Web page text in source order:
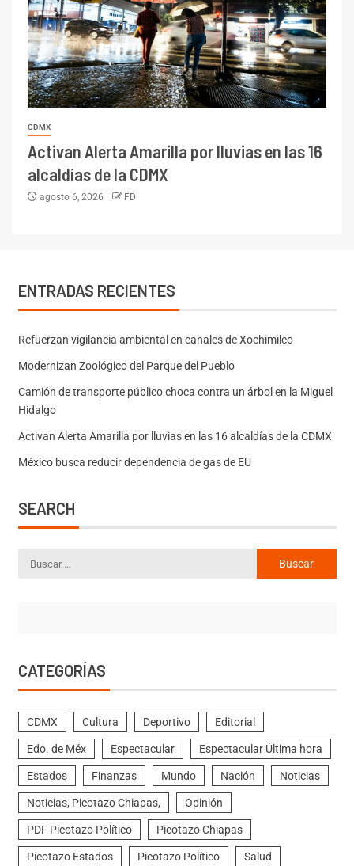
CDMX
Activan Alerta Amarilla por lluvias en las 16
alcaldías de la CDMX
agosto 6, 2026 FD
ENTRADAS RECIENTES
Refuerzan vigilancia ambiental en canales de Xochimilco
Modernizan Zoológico del Parque del Pueblo
Camión de transporte público choca contra un árbol en la Miguel
Hidalgo
Activan Alerta Amarilla por lluvias en las 16 alcaldías de la CDMX
México busca reducir dependencia de gas de EU
SEARCH
CATEGORÍAS
CDMX Cultura Deportivo Editorial
Edo. de Méx Espectacular Espectacular Última hora
Estados Finanzas Mundo Nación Noticias
Noticias, Picotazo Chiapas, Opinión
PDF Picotazo Político Picotazo Chiapas
Picotazo Estados Picotazo Político Salud